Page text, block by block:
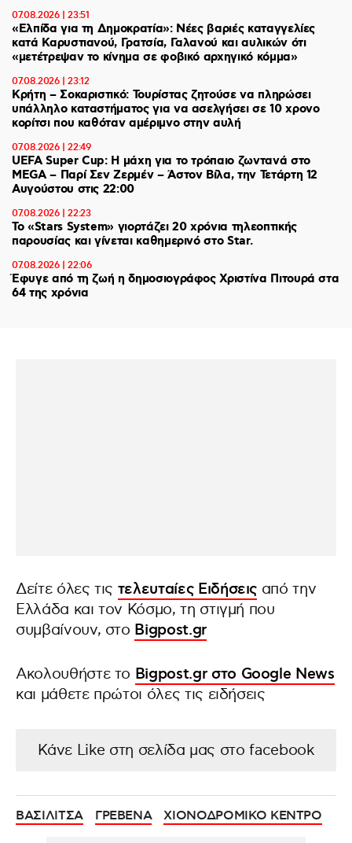
07.08.2026 | 23:51
«Ελπίδα για τη Δημοκρατία»: Νέες βαριές καταγγελίες
κατά Καρυστιανού, Γρατσία, Γαλανού και αυλικών ότι
«μετέτρεψαν το κίνημα σε φοβικό αρχηγικό κόμμα»
07.08.2026 | 23:12
Κρήτη – Σοκαριστικό: Τουρίστας ζητούσε να πληρώσει
υπάλληλο καταστήματος για να ασελγήσει σε 10 χρονο
κορίτσι που καθόταν αμέριμνο στην αυλή
07.08.2026 | 22:49
UEFA Super Cup: Η μάχη για το τρόπαιο ζωντανά στο
MEGA – Παρί Σεν Ζερμέν – Άστον Βίλα, την Τετάρτη 12
Αυγούστου στις 22:00
07.08.2026 | 22:23
Το «Stars System» γιορτάζει 20 χρόνια τηλεοπτικής
παρουσίας και γίνεται καθημερινό στο Star.
07.08.2026 | 22:06
Έφυγε από τη ζωή η δημοσιογράφος Χριστίνα Πιτουρά στα
64 της χρόνια
Δείτε όλες τις τελευταίες Ειδήσεις από την
Ελλάδα και τον Κόσμο, τη στιγμή που
συμβαίνουν, στο Bigpost.gr
Ακολουθήστε το Bigpost.gr στο Google News
και μάθετε πρώτοι όλες τις ειδήσεις
Κάνε Like στη σελίδα μας στο facebook
ΒΑΣΙΛΙΤΣΑ ΓΡΕΒΕΝΑ ΧΙΟΝΟΔΡΟΜΙΚΟ ΚΕΝΤΡΟ